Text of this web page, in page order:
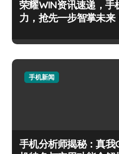
荣耀WIN资讯速递，手
力，抢先一步智掌未来
手机新闻
手机分析师揭秘：真我